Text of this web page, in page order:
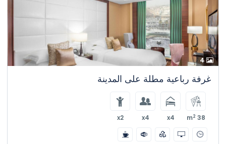
4
غرفة رباعية مطلة على المدينة
38 m
2
x4
x4
x2